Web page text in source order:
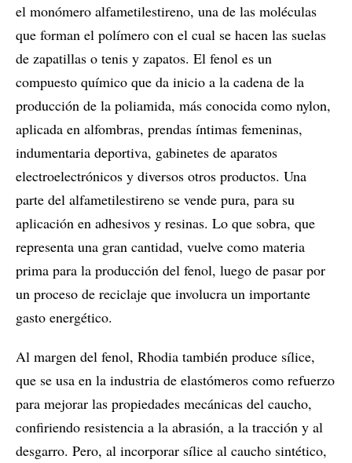
el monómero alfametilestireno, una de las moléculas
que forman el polímero con el cual se hacen las suelas
de zapatillas o tenis y zapatos. El fenol es un
compuesto químico que da inicio a la cadena de la
producción de la poliamida, más conocida como nylon,
aplicada en alfombras, prendas íntimas femeninas,
indumentaria deportiva, gabinetes de aparatos
electroelectrónicos y diversos otros productos. Una
parte del alfametilestireno se vende pura, para su
aplicación en adhesivos y resinas. Lo que sobra, que
representa una gran cantidad, vuelve como materia
prima para la producción del fenol, luego de pasar por
un proceso de reciclaje que involucra un importante
gasto energético.
Al margen del fenol, Rhodia también produce sílice,
que se usa en la industria de elastómeros como refuerzo
para mejorar las propiedades mecánicas del caucho,
confiriendo resistencia a la abrasión, a la tracción y al
desgarro. Pero, al incorporar sílice al caucho sintético,